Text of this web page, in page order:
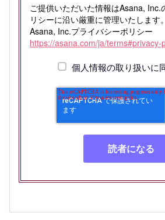
ご提供いただいた情報はAsana, Inc.
リシーに沿い厳重に管理いたします。
Asana, Inc.プライバシーポリシー
https://asana.com/ja/terms#privacy-
個人情報の取り扱いに